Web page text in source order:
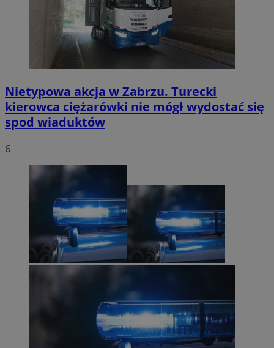
Nietypowa akcja w Zabrzu. Turecki
kierowca ciężarówki nie mógł wydostać się
spod wiaduktów
6